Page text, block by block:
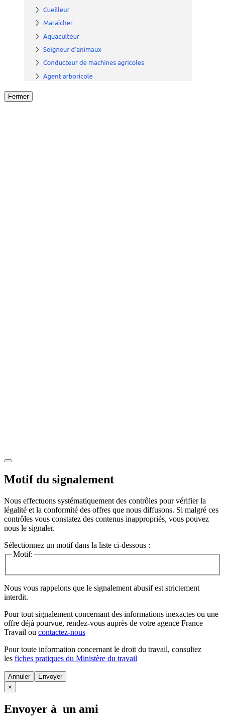
Fermer
Motif du signalement
Nous effectuons systématiquement des contrôles pour vérifier la
légalité et la conformité des offres que nous diffusons. Si malgré ces
contrôles vous constatez des contenus inappropriés, vous pouvez
nous le signaler.
Sélectionnez un motif dans la liste ci-dessous :
Motif:
Nous vous rappelons que le signalement abusif est strictement
interdit.
Pour tout signalement concernant des informations inexactes ou une
offre déjà pourvue, rendez-vous auprès de votre agence France
Travail ou contactez-nous
Pour toute information concernant le droit du travail, consultez
les fiches pratiques du Ministère du travail
Annuler
×
Envoyer à un ami